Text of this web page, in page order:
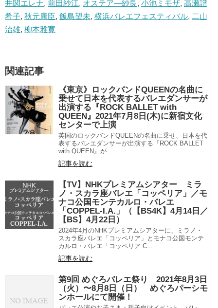
井関エレナ, 前田紗江, オステア―紗良 , 小池ミモザ, 高瀬譜
希子, 秋元康臣, 飯島望未, 横浜バレエフェスティバル, 二山
治雄, 柳本雅寛
関連記事
《東京》ロックバンドQUEENの名曲に
乗せて日本を代表するバレエダンサーが
出演する『ROCK BALLET with
QUEEN』2021年7月8日(木)に新宿文化
センターで上演
英国のロックバンドQUEENの名曲に乗せ、日本を代
表するバレエダンサーが出演する『ROCK BALLET
with QUEEN』が...
記事を読む
【TV】NHKプレミアムシアター ミラ
ノ・スカラ座バレエ「コッペリア」／モ
ナコ公国モンテカルロ・バレエ
「COPPEL-I.A.」（【BS4K】4月14日／
【BS】4月22日）
2024年4月のNHKプレミアムシアターに、ミラノ・
スカラ座バレエ「コッペリア」とモナコ公国モンテ
カルロ・バレエ「コッペリア C...
記事を読む
第9回 めぐろバレエ祭り 2021年8月3日
（火）〜8月8日（日） めぐろパーシモ
ンホールにて開催！